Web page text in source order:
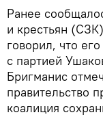
Ранее
и крестьян
говорил, что
с партией
Бригманис
правительство
коалиция